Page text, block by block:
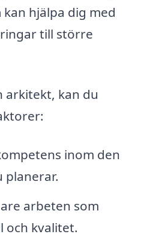
hjälpa dig med
till större
arkitekt, kan du
inom den
planerar.
arbeten som
och kvalitet.